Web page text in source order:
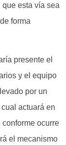
esta vía sea
forma
presente el
y el equipo
por un
actuará en
ocurre
el mecanismo